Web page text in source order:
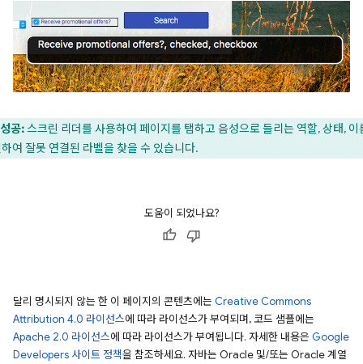
성공:스크린 리더를 사용하여 페이지를 탭하고 음성으로 들리는 역할, 상태, 이
여 잘못 연결된 라벨을 찾을 수 있습니다.
도움이 되었나요?
달리 명시되지 않는 한 이 페이지의 콘텐츠에는 Creative Commons
Attribution 4.0 라이선스에 따라 라이선스가 부여되며, 코드 샘플에는
Apache 2.0 라이선스에 따라 라이선스가 부여됩니다. 자세한 내용은 Google
Developers 사이트 정책을 참조하세요. 자바는 Oracle 및/또는 Oracle 계열